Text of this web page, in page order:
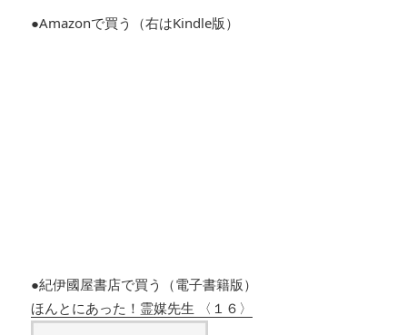
●Amazonで買う（右はKindle版）
●紀伊國屋書店で買う（電子書籍版）
ほんとにあった！霊媒先生 〈１６〉